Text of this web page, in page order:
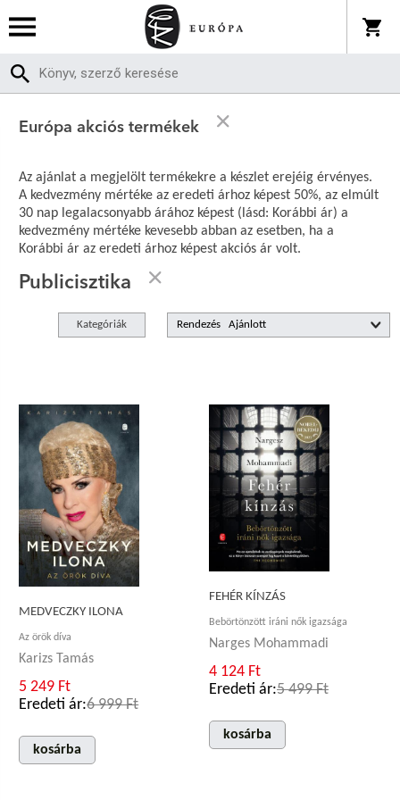
Európa akciós termékek
Az ajánlat a megjelölt termékekre a készlet erejéig érvényes.
A kedvezmény mértéke az eredeti árhoz képest 50%, az elmúlt
30 nap legalacsonyabb árához képest (lásd: Korábbi ár) a
kedvezmény mértéke kevesebb abban az esetben, ha a
Korábbi ár az eredeti árhoz képest akciós ár volt.
Publicisztika
Kategóriák Rendezés
MEDVECZKY ILONA
Az örök díva
Karizs Tamás
5 249 Ft
Eredeti ár:6 999 Ft
kosárba
FEHÉR KÍNZÁS
Bebörtönzött iráni nők igazsága
Narges Mohammadi
4 124 Ft
Eredeti ár:5 499 Ft
kosárba